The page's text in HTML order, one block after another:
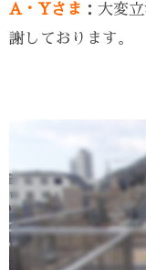
A・Yさま ：大変
謝しております。